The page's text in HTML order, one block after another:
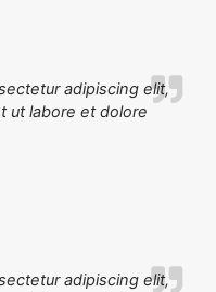
adipiscing elit,
ut labore et dolore
adipiscing elit,